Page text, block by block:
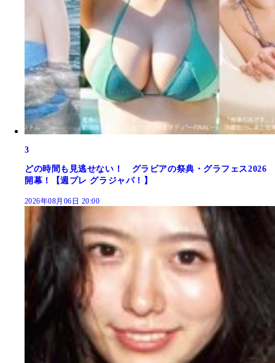
3
どの時間も見逃せない！ グラビアの祭典・グラフェス2026
開幕！【週プレ グラジャパ！】
2026年08月06日 20:00